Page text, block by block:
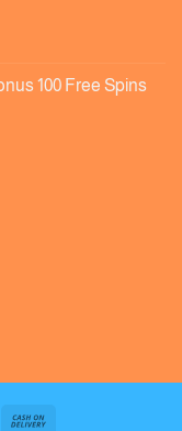
100 Free Spins